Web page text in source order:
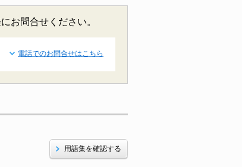
お問合せください。
電話でのお問合せはこちら
用語集を確認する